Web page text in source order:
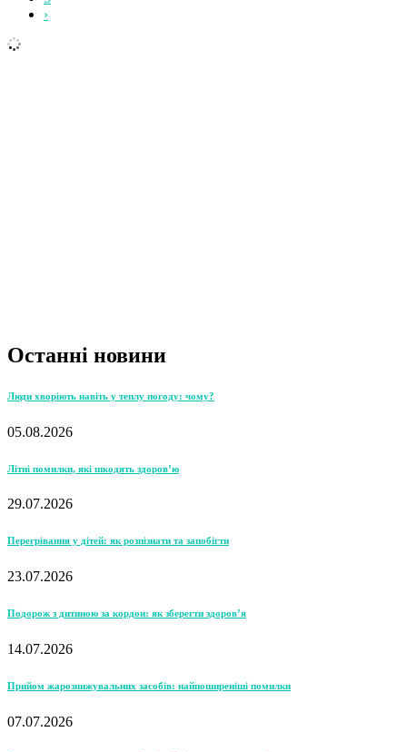
›
Останні новини
Люди хворіють навіть у теплу погоду: чому?
05.08.2026
Літні помилки, які шкодять здоров’ю
29.07.2026
Перегрівання у дітей: як розпізнати та запобігти
23.07.2026
Подорож з дитиною за кордон: як зберегти здоров’я
14.07.2026
Прийом жарознижувальних засобів: найпоширеніші помилки
07.07.2026